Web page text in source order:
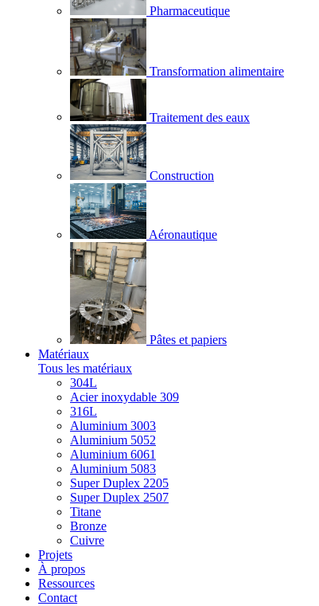
Pharmaceutique
Transformation alimentaire
Traitement des eaux
Construction
Aéronautique
Pâtes et papiers
Matériaux
Tous les matériaux
304L
Acier inoxydable 309
316L
Aluminium 3003
Aluminium 5052
Aluminium 6061
Aluminium 5083
Super Duplex 2205
Super Duplex 2507
Titane
Bronze
Cuivre
Projets
À propos
Ressources
Contact